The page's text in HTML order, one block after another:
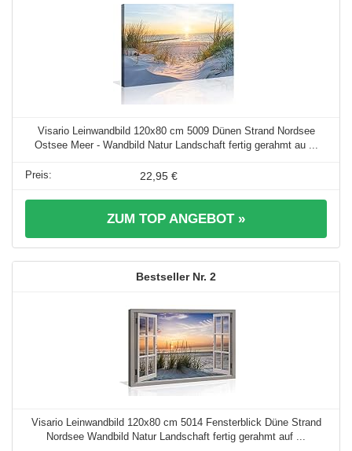
Visario Leinwandbild 120x80 cm 5009 Dünen Strand Nordsee
Ostsee Meer - Wandbild Natur Landschaft fertig gerahmt au ...
22,95 €
ZUM TOP ANGEBOT »
2
Visario Leinwandbild 120x80 cm 5014 Fensterblick Düne Strand
Nordsee Wandbild Natur Landschaft fertig gerahmt auf ...